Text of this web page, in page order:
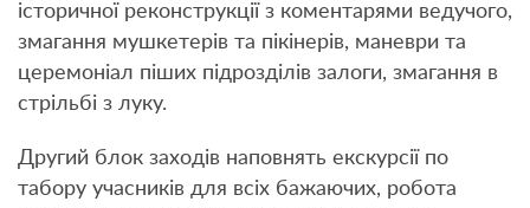
історичної реконструкції з коментарями ведучого,
змагання мушкетерів та пікінерів, маневри та
церемоніал піших підрозділів залоги, змагання в
стрільбі з луку.
Другий блок заходів наповнять екскурсії по
табору учасників для всіх бажаючих, робота